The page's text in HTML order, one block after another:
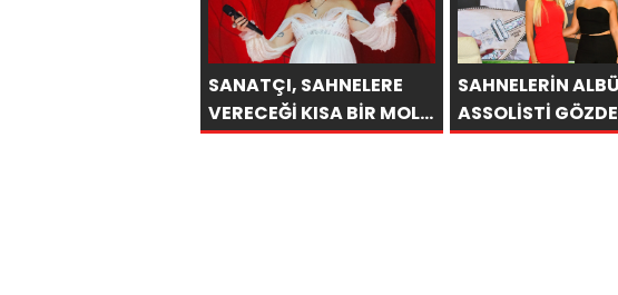
SANATÇI, SAHNELERE
VERECEĞİ KISA BİR MOLA
ÖNCESİ 13 AĞUSTOS’TA
SAHNELERİN
ASSOLİSTİ GÖZDE
DEMİRBİLEK, NR1